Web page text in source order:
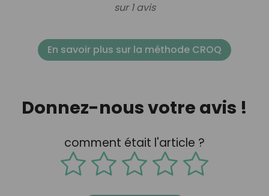
sur 1 avis
En savoir plus sur la méthode CROQ
Donnez-nous votre avis !
comment était l'article ?